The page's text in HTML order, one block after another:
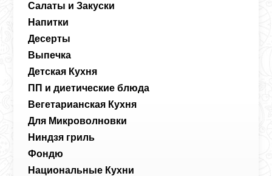
Салаты и Закуски
Напитки
Десерты
Выпечка
Детская Кухня
ПП и диетические блюда
Вегетарианская Кухня
Для Микроволновки
Ниндзя гриль
Фондю
Национальные Кухни